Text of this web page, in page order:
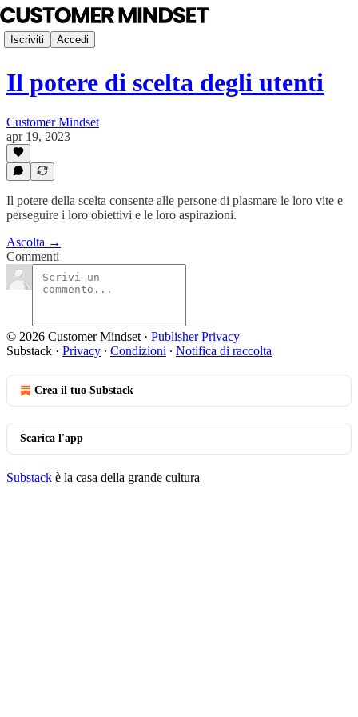
Iscriviti Accedi
Il potere di scelta degli utenti
Customer Mindset
apr 19, 2023
Il potere della scelta consente alle persone di plasmare le loro vite e
perseguire i loro obiettivi e le loro aspirazioni.
Ascolta →
Commenti
© 2026 Customer Mindset · Publisher Privacy
Substack · Privacy ∙ Condizioni ∙ Notifica di raccolta
Crea il tuo Substack
Scarica l'app
Substack è la casa della grande cultura